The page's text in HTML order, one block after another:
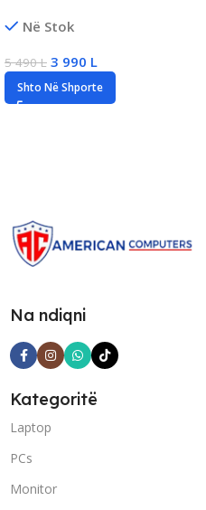
Në Stok
5 490L 3 990 L
Shto Në Shporte
Na ndiqni
Kategoritë
Laptop
PCs
Monitor